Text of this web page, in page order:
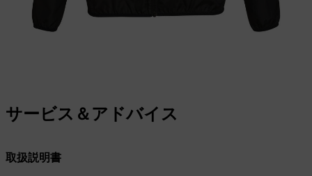
サービス＆アドバイス
取扱説明書